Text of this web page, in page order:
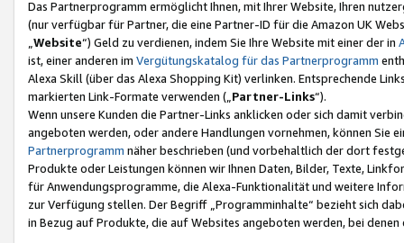
Das Partnerprogramm ermöglicht Ihnen, mit Ihrer Website, Ihren
(nur verfügbar für Partner, die eine Partner-ID für die Amazon UK
Website“) Geld zu verdienen, indem Sie Ihre Website mit einer der in
ist, einer anderen im Vergütungskatalog für das Partnerprogramm
Alexa Skill (über das Alexa Shopping Kit) verlinken. Entsprechende
markierten Link-Formate verwenden („ Partner-Links“).
Wenn unsere Kunden die Partner-Links anklicken oder sich damit
angeboten werden, oder andere Handlungen vornehmen, können Sie
Partnerprogramm näher beschrieben (und vorbehaltlich der dort
Produkte oder Leistungen können wir Ihnen Daten, Bilder, Texte,
für Anwendungsprogramme, die Alexa-Funktionalität und weitere
zur Verfügung stellen. Der Begriff „Programminhalte“ bezieht sich
in Bezug auf Produkte, die auf Websites angeboten werden, bei